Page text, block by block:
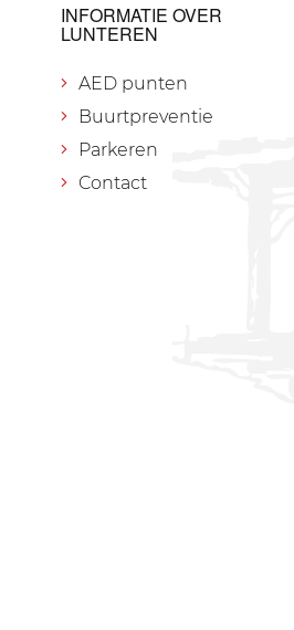
INFORMATIE OVER
LUNTEREN
AED punten
Buurtpreventie
Parkeren
Contact